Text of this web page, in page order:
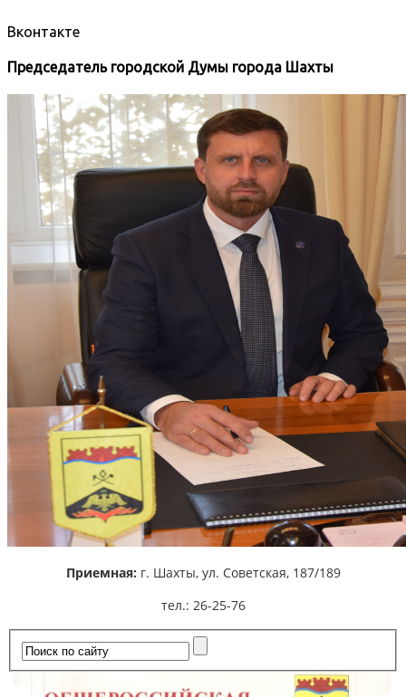
Вконтакте
Председатель городской Думы города Шахты
Приемная: г. Шахты, ул. Советская, 187/189
тел.: 26-25-76